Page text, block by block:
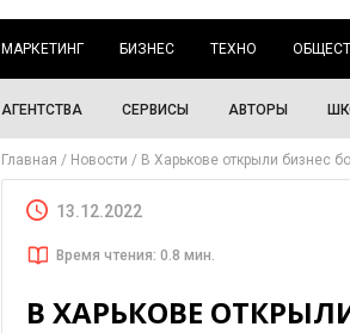
МАРКЕТИНГ БИЗНЕС ТЕХНО
АГЕНТСТВА СЕРВИСЫ АВТОРЫ
Главная Новости В Харькове открыли бизнес
13.12.2022
Время чтения: 0.8 мин.
В ХАРЬКОВЕ